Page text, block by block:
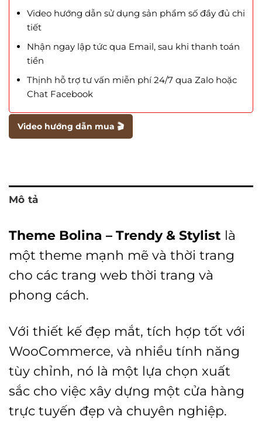
Video hướng dẫn sử dụng sản phẩm số đầy đủ chi
tiết
Nhận ngay lập tức qua Email, sau khi thanh toán
tiền
Thịnh hỗ trợ tư vấn miễn phí 24/7 qua Zalo hoặc
Chat Facebook
Video hướng dẫn mua 🎬
Mô tả
Theme Bolina – Trendy & Stylist là
một theme mạnh mẽ và thời trang
cho các trang web thời trang và
phong cách.
Với thiết kế đẹp mắt, tích hợp tốt với
WooCommerce, và nhiều tính năng
tùy chỉnh, nó là một lựa chọn xuất
sắc cho việc xây dựng một cửa hàng
trực tuyến đẹp và chuyên nghiệp.